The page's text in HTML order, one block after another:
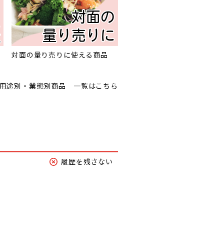
対面の量り売りに使える商品
途別・業態別商品 一覧はこちら
履歴を残さない